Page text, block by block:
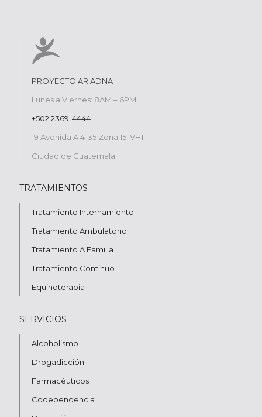
PROYECTO ARIADNA
Lunes a Viernes: 8AM – 6PM
+502 2369-4444
19 Avenida A 4-35 Zona 15. VH1.
Ciudad de Guatemala
TRATAMIENTOS
Tratamiento Internamiento
Tratamiento Ambulatorio
Tratamiento A Familia
Tratamiento Continuo
Equinoterapia
SERVICIOS
Alcoholismo
Drogadicción
Farmacéuticos
Codependencia